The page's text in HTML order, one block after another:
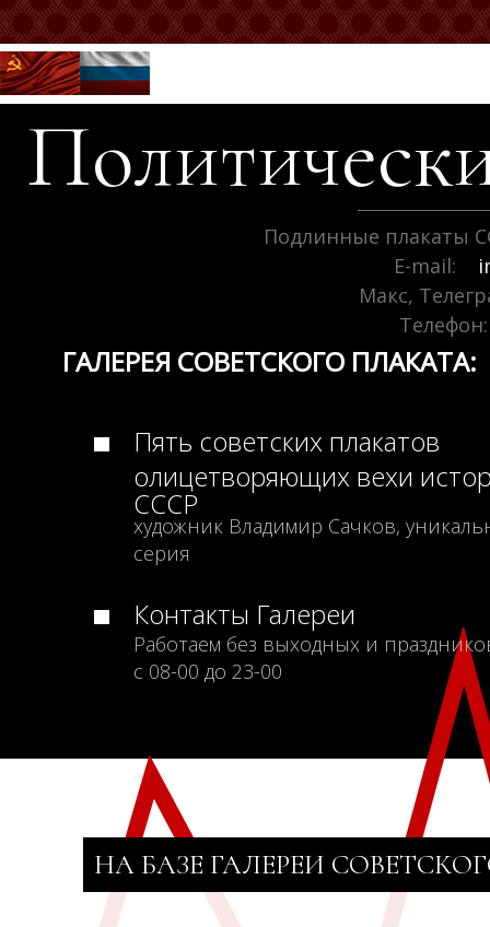
Подлинные плакаты
E-mail:
Макс,
Телефон:
ГАЛЕРЕЯ СОВЕТСКОГО ПЛАКАТА:
Пять советских плакатов
олицетворяющих вехи
СССР
художник Владимир Сачков,
серия
Контакты Галереи
Работаем без выходных и
с 08-00 до 23-00
НА БАЗЕ ГАЛЕРЕИ